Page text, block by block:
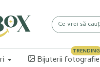
Bijuterii fotografie
TRENDING